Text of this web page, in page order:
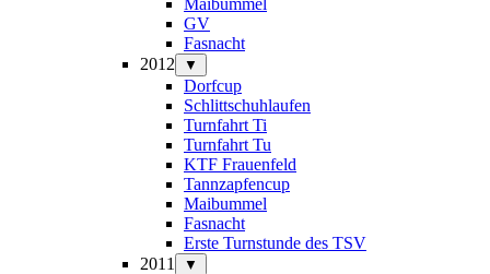
GV
Fasnacht
2012
▼
Dorfcup
Schlittschuhlaufen
Turnfahrt Ti
Turnfahrt Tu
KTF Frauenfeld
Tannzapfencup
Maibummel
Fasnacht
Erste Turnstunde des TSV
2011
▼